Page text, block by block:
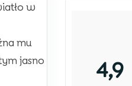
w
mu
jasno
4,9